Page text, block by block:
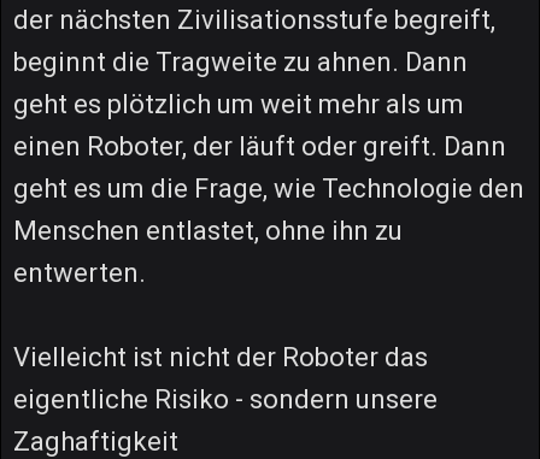
der nächsten Zivilisationsstufe begreift,
beginnt die Tragweite zu ahnen. Dann
geht es plötzlich um weit mehr als um
einen Roboter, der läuft oder greift. Dann
geht es um die Frage, wie Technologie den
Menschen entlastet, ohne ihn zu
entwerten.
Vielleicht ist nicht der Roboter das
eigentliche Risiko - sondern unsere
Zaghaftigkeit